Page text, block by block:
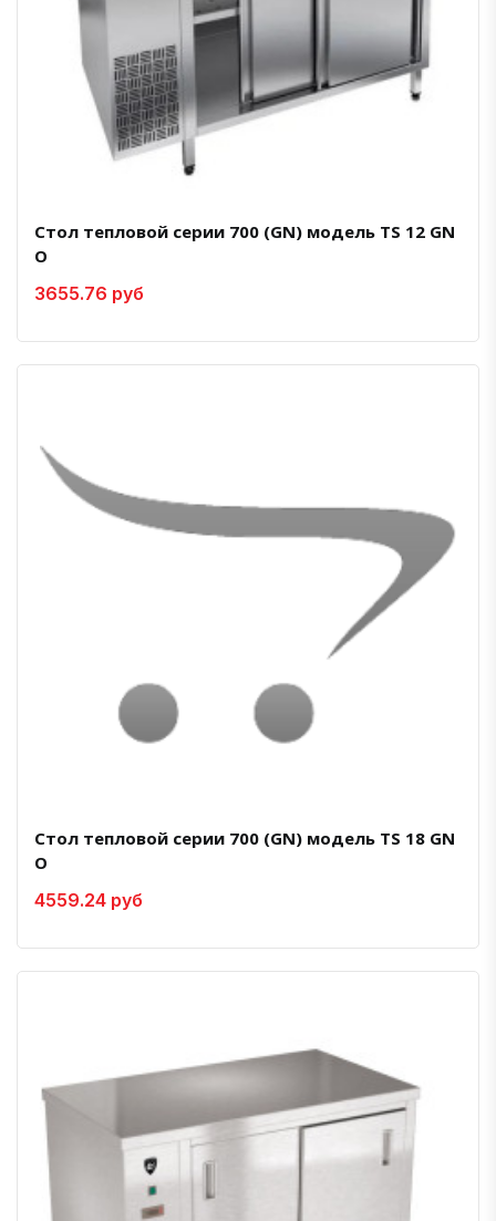
Стол тепловой серии 700 (GN) модель TS 12 GN
О
3655.76 руб
Стол тепловой серии 700 (GN) модель TS 18 GN
O
4559.24 руб